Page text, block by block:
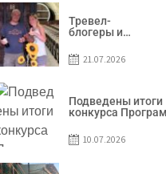
Тревел-
блогеры и
из Словении
сняли
Гагаузии
21.07.2026
Подведены итоги
конкурса
грантов
10.07.2026